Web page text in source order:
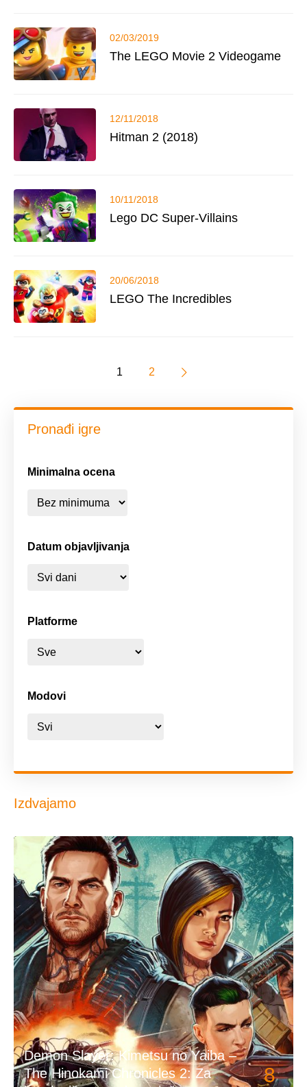
02/03/2019
The LEGO Movie 2 Videogame
12/11/2018
Hitman 2 (2018)
10/11/2018
Lego DC Super-Villains
20/06/2018
LEGO The Incredibles
1 2
Pronađi igre
Minimalna ocena
Datum objavljivanja
Platforme
Modovi
Izdvajamo
Demon Slayer: Kimetsu no Yaiba –
The Hinokami Chronicles 2: Za
8